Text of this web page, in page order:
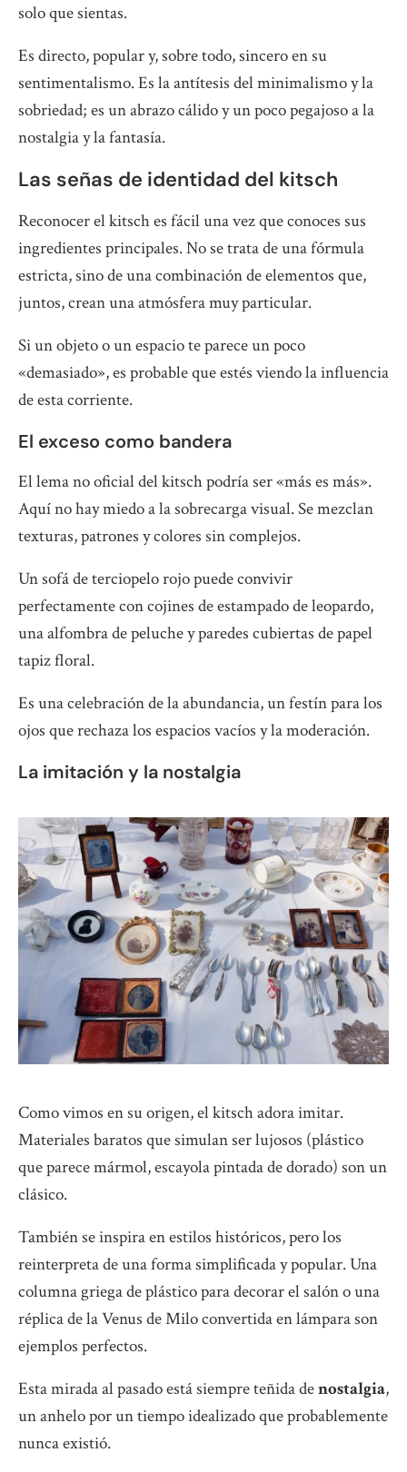
solo que sientas.
Es directo, popular y, sobre todo, sincero en su
sentimentalismo. Es la antítesis del minimalismo y la
sobriedad; es un abrazo cálido y un poco pegajoso a la
nostalgia y la fantasía.
Las señas de identidad del kitsch
Reconocer el kitsch es fácil una vez que conoces sus
ingredientes principales. No se trata de una fórmula
estricta, sino de una combinación de elementos que,
juntos, crean una atmósfera muy particular.
Si un objeto o un espacio te parece un poco
«demasiado», es probable que estés viendo la influencia
de esta corriente.
El exceso como bandera
El lema no oficial del kitsch podría ser «más es más».
Aquí no hay miedo a la sobrecarga visual. Se mezclan
texturas, patrones y colores sin complejos.
Un sofá de terciopelo rojo puede convivir
perfectamente con cojines de estampado de leopardo,
una alfombra de peluche y paredes cubiertas de papel
tapiz floral.
Es una celebración de la abundancia, un festín para los
ojos que rechaza los espacios vacíos y la moderación.
La imitación y la nostalgia
Como vimos en su origen, el kitsch adora imitar.
Materiales baratos que simulan ser lujosos (plástico
que parece mármol, escayola pintada de dorado) son un
clásico.
También se inspira en estilos históricos, pero los
reinterpreta de una forma simplificada y popular. Una
columna griega de plástico para decorar el salón o una
réplica de la Venus de Milo convertida en lámpara son
ejemplos perfectos.
Esta mirada al pasado está siempre teñida denostalgia,
un anhelo por un tiempo idealizado que probablemente
nunca existió.